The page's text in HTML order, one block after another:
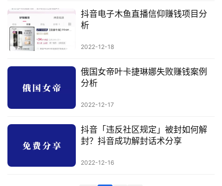
业
资
源
区
抖音电子木鱼直播信仰赚钱项目分
析
2022-12-18
俄国女帝叶卡捷琳娜失败赚钱案例
分析
2022-12-17
抖音「违反社区规定」被封如何解
封？抖音成功解封话术分享
2022-12-16